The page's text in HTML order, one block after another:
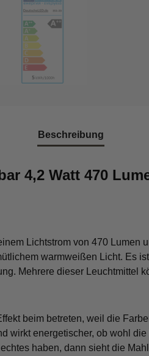
Beschreibung
4,2 Watt 470
Lichtstrom von 470
warmweißen Licht. Es
Mehrere dieser Leuchtmittel
beim betreten, weil die
energetischer, ob wohl
haben, dann sieht die